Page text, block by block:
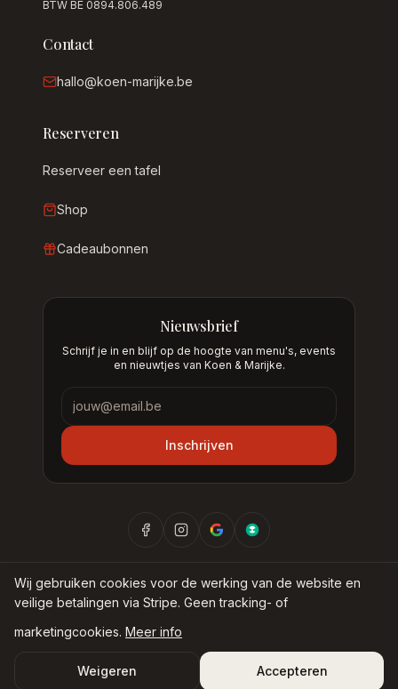
BTW BE 0894.806.489
Contact
hallo@koen-marijke.be
Reserveren
Reserveer een tafel
Shop
Cadeaubonnen
Nieuwsbrief
Schrijf je in en blijf op de hoogte van menu's, events
en nieuwtjes van Koen & Marijke.
Nieuwsbrief
Inschrijven
©2026Nieuw Museum BV —Bij Koen & Marijke
Privacyverklaring Cookiebeleid
Verkoopsvoorwaarden Herroepingsrecht
Wij gebruiken cookies voor de werking van de website en
veilige betalingen via Stripe. Geen tracking- of
marketingcookies. Meer info
Weigeren Accepteren